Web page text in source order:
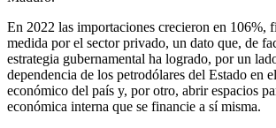
En 2022 las importaciones crecieron en 106%,
medida por el sector privado, un dato que, de
estrategia gubernamental ha logrado, por un
dependencia de los petrodólares del Estado en
económico del país y, por otro, abrir espacios
económica interna que se financie a sí misma.